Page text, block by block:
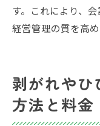
す。これにより、
経営管理の質を高
剥がれやひ
方法と料金